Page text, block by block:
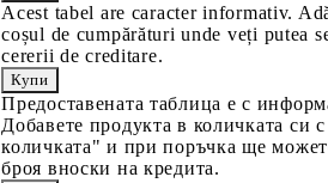
Acest tabel are caracter informativ.
coșul de cumpărături unde veți putea
cererii de creditare.
Предоставената таблица е с
Добавете продукта в количката си
количката" и при поръчка ще
броя вноски на кредита.